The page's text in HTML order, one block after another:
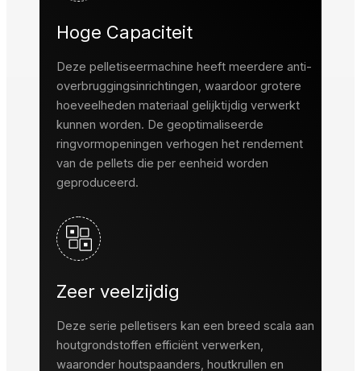
Hoge Capaciteit
Deze pelletiseermachine heeft meerdere anti-
overbruggingsinrichtingen, waardoor grotere
hoeveelheden materiaal gelijktijdig verwerkt
kunnen worden. De geoptimaliseerde
ringvormopeningen verhogen het rendement
van de pellets die per eenheid worden
geproduceerd.
Zeer veelzijdig
Deze serie pelletisers kan een breed scala aan
houtgrondstoffen efficiënt verwerken,
waaronder houtspaanders, houtkrullen en